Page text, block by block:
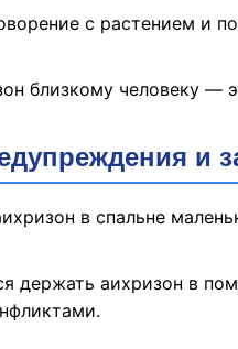
с растением и
близкому человеку —
и
в спальне
держать аихризон в